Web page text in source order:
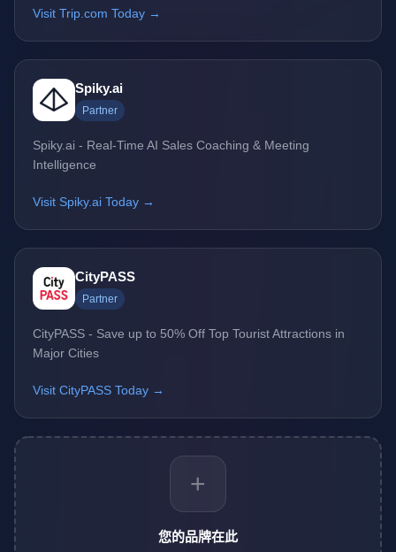
Visit Trip.com Today →
Spiky.ai
Partner
Spiky.ai - Real-Time AI Sales Coaching & Meeting
Intelligence
Visit Spiky.ai Today →
CityPASS
Partner
CityPASS - Save up to 50% Off Top Tourist Attractions in
Major Cities
Visit CityPASS Today →
+
您的品牌在此